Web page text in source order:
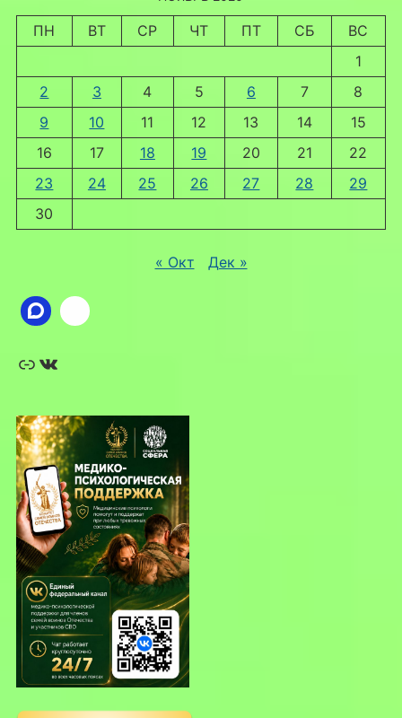
ПН ВТ СР ЧТ ПТ СБ
ВС
1
2
3 4 5 6 7
8
9
10 11 12 13 14
15
16
17 18 19 20 21
22
23
24 25 26 27 28
29
30
« Окт Дек »
Ссылка